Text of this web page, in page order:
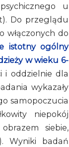
u
Do przeglądu
włączonych do
istotny ogólny
w wieku 6-
i oddzielnie dla
wykazały
samopoczucia
niepokój
siebie,
Wyniki badań